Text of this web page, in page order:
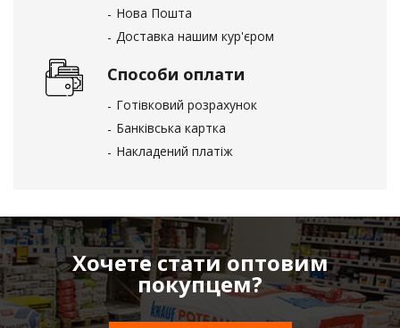
Нова Пошта
Доставка нашим кур'єром
Способи оплати
Готівковий розрахунок
Банківська картка
Накладений платіж
Хочете стати оптовим
покупцем?